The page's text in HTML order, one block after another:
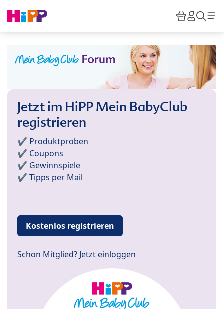
HiPP
Jetzt im HiPP Mein BabyClub
registrieren
✔️ Produktproben
✔️ Coupons
✔️ Gewinnspiele
✔️ Tipps per Mail
Kostenlos registrieren
Schon Mitglied? Jetzt einloggen